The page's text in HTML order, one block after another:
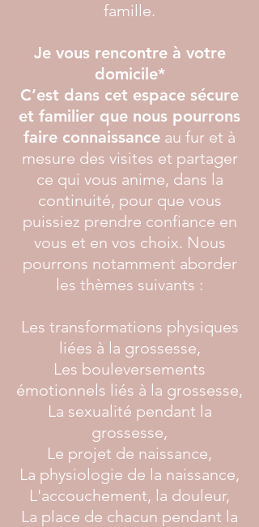
famille.
Je vous rencontre à votre
domicile*
C’est dans cet espace sécure
et familier que nous pourrons
faire connaissance au fur et à
mesure des visites et partager
ce qui vous anime, dans la
continuité, pour que vous
puissiez prendre confiance en
vous et en vos choix. Nous
pourrons notamment aborder
les thèmes suivants :
Les transformations physiques
liées à la grossesse,
Les bouleversements
émotionnels liés à la grossesse,
La sexualité pendant la
grossesse,
Le projet de naissance,
La physiologie de la naissance,
L'accouchement, la douleur,
La place de chacun pendant la